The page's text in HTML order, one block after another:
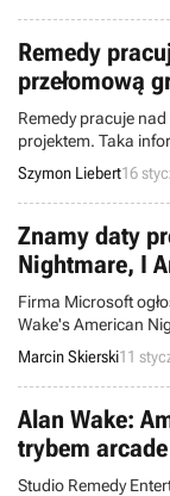
milionach
Remedy
przełomową
Remedy pracuje
projektem. Taka
stronie dewelopera.
nieznane – być
Szymon Liebert16
Znamy daty
Nightmare, I
Firma Microsoft
Wake's American
nadchodzącej akcji
Marcin Skierski11
Alan Wake:
trybem arcade
Studio Remedy